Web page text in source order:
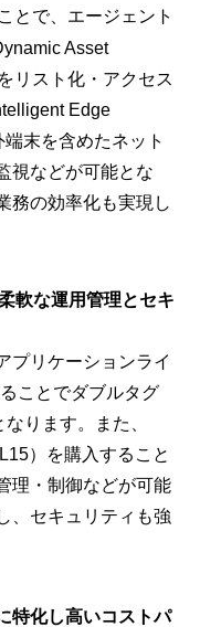
とで、エージェント
Asset
リスト化・アクセス
Edge
末を含めたネット
視などが可能とな
務の効率化も実現し
軟な運用管理とセキ
プリケーションライ
ことでダブルタグ
ります。また、
）を購入すること
理・制御などが可能
、セキュリティも強
特化し高いコストパ